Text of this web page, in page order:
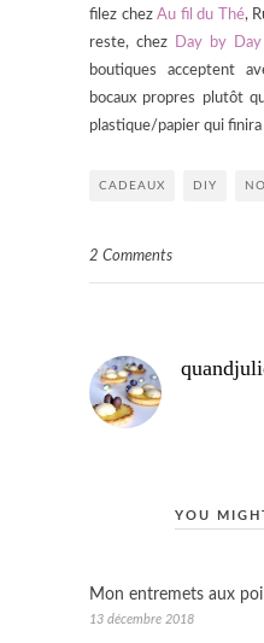
filez chezAu fil du Thé,
reste, chez
Day by Day
boutiques acceptent
bocaux propres plutôt
plastique/papier qui finira
CADEAUX DIY
2 Comments
YOU
Mon entremets aux
13 décembre 2018